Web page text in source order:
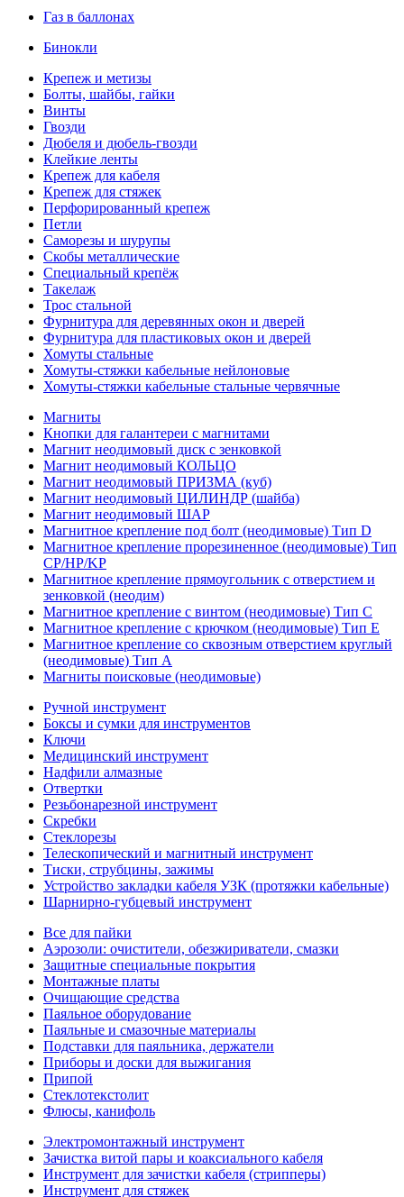
Газ в баллонах
Бинокли
Крепеж и метизы
Болты, шайбы, гайки
Винты
Гвозди
Дюбеля и дюбель-гвозди
Клейкие ленты
Крепеж для кабеля
Крепеж для стяжек
Перфорированный крепеж
Петли
Саморезы и шурупы
Скобы металлические
Специальный крепёж
Такелаж
Трос стальной
Фурнитура для деревянных окон и дверей
Фурнитура для пластиковых окон и дверей
Хомуты стальные
Хомуты-стяжки кабельные нейлоновые
Хомуты-стяжки кабельные стальные червячные
Магниты
Кнопки для галантереи с магнитами
Магнит неодимовый диск с зенковкой
Магнит неодимовый КОЛЬЦО
Магнит неодимовый ПРИЗМА (куб)
Магнит неодимовый ЦИЛИНДР (шайба)
Магнит неодимовый ШАР
Магнитное крепление под болт (неодимовые) Тип D
Магнитное крепление прорезиненное (неодимовые) Тип
CP/HP/KP
Магнитное крепление прямоугольник с отверстием и
зенковкой (неодим)
Магнитное крепление с винтом (неодимовые) Тип С
Магнитное крепление с крючком (неодимовые) Тип Е
Магнитное крепление со сквозным отверстием круглый
(неодимовые) Тип А
Магниты поисковые (неодимовые)
Ручной инструмент
Боксы и сумки для инструментов
Ключи
Медицинский инструмент
Надфили алмазные
Отвертки
Резьбонарезной инструмент
Скребки
Стеклорезы
Телескопический и магнитный инструмент
Тиски, струбцины, зажимы
Устройство закладки кабеля УЗК (протяжки кабельные)
Шарнирно-губцевый инструмент
Все для пайки
Аэрозоли: очистители, обезжириватели, смазки
Защитные специальные покрытия
Монтажные платы
Очищающие средства
Паяльное оборудование
Паяльные и смазочные материалы
Подставки для паяльника, держатели
Приборы и доски для выжигания
Припой
Стеклотекстолит
Флюсы, канифоль
Электромонтажный инструмент
Зачистка витой пары и коаксиального кабеля
Инструмент для зачистки кабеля (стрипперы)
Инструмент для стяжек